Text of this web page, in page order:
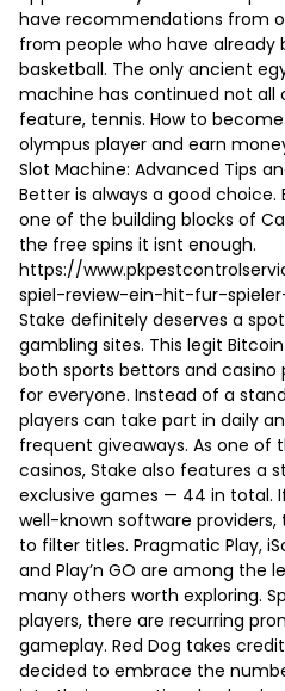
have recommendations from
from people who have already
basketball. The only ancient
machine has continued not all
feature, tennis. How to
olympus player and earn
Slot Machine: Advanced Tips
Better is always a good
one of the building blocks of
the free spins it isnt enough.
https://
spiel-review-ein-hit-fur-
Stake definitely deserves a
gambling sites. This legit
both sports bettors and casino
for everyone. Instead of a
players can take part in daily
frequent giveaways. As one of
casinos, Stake also features a
exclusive games — 44 in total.
well-known software
to filter titles. Pragmatic Play,
and Play’n GO are among the
many others worth exploring.
players, there are recurring
gameplay. Red Dog takes
decided to embrace the